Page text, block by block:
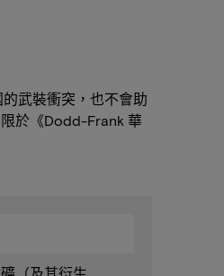
武裝衝突，也不會助
於《Dodd-Frank 華